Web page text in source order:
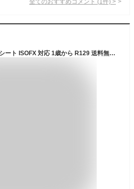
チャイルドシート ジュニアシート ISOFX 対応 1歳から R129 送料無料 固定式 固定 赤ちゃん ベビー 子供 2歳 3歳 4歳 11歳まで コンパクト ブースター 長く使える シートベルト 取付簡単 お出掛け 帰省 ドライブ